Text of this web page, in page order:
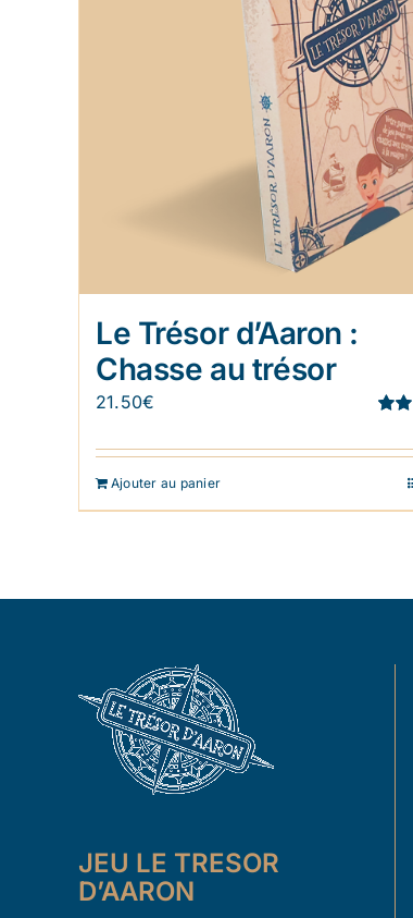
Le Trésor d’Aaron :
Chasse au trésor
1.91
21.50€
Ajouter au panier
JEU LE TRESOR
D’AARON